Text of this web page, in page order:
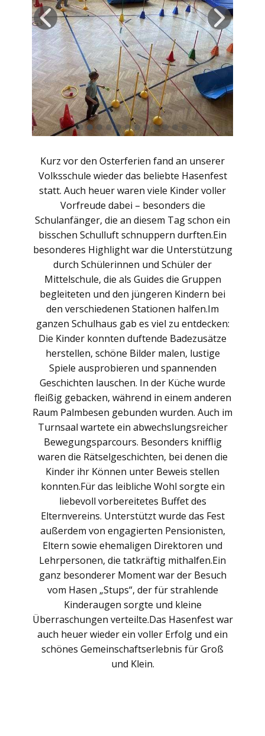
Kurz vor den Osterferien fand an unserer
Volksschule wieder das beliebte Hasenfest
statt. Auch heuer waren viele Kinder voller
Vorfreude dabei – besonders die
Schulanfänger, die an diesem Tag schon ein
bisschen Schulluft schnuppern durften.Ein
besonderes Highlight war die Unterstützung
durch Schülerinnen und Schüler der
Mittelschule, die als Guides die Gruppen
begleiteten und den jüngeren Kindern bei
den verschiedenen Stationen halfen.Im
ganzen Schulhaus gab es viel zu entdecken:
Die Kinder konnten duftende Badezusätze
herstellen, schöne Bilder malen, lustige
Spiele ausprobieren und spannenden
Geschichten lauschen. In der Küche wurde
fleißig gebacken, während in einem anderen
Raum Palmbesen gebunden wurden. Auch im
Turnsaal wartete ein abwechslungsreicher
Bewegungsparcours. Besonders knifflig
waren die Rätselgeschichten, bei denen die
Kinder ihr Können unter Beweis stellen
konnten.Für das leibliche Wohl sorgte ein
liebevoll vorbereitetes Buffet des
Elternvereins. Unterstützt wurde das Fest
außerdem von engagierten Pensionisten,
Eltern sowie ehemaligen Direktoren und
Lehrpersonen, die tatkräftig mithalfen.Ein
ganz besonderer Moment war der Besuch
vom Hasen „Stups“, der für strahlende
Kinderaugen sorgte und kleine
Überraschungen verteilte.Das Hasenfest war
auch heuer wieder ein voller Erfolg und ein
schönes Gemeinschaftserlebnis für Groß
und Klein.